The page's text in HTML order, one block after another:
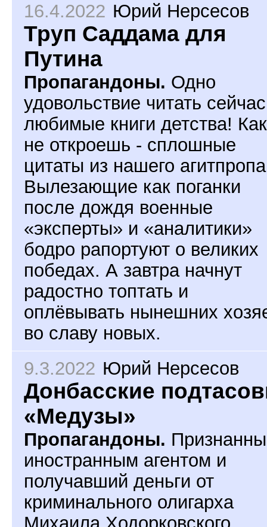
16.4.2022 Юрий Нерсесов
Труп Саддама для
Путина
Пропагандоны. Одно
удовольствие читать сейчас
любимые книги детства!
не откроешь - сплошные
цитаты из нашего
Вылезающие как поганки
после дождя военные
«эксперты» и «аналитики»
бодро рапортуют о великих
победах. А завтра начнут
радостно топтать и
оплёвывать нынешних
во славу новых.
9.3.2022 Юрий Нерсесов
Донбасские
«Медузы»
Пропагандоны.
иностранным агентом и
получавший деньги от
криминального олигарха
Михаила Ходорковского